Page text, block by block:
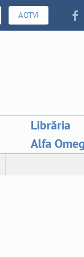
AOTVi
Librăria
Alfa